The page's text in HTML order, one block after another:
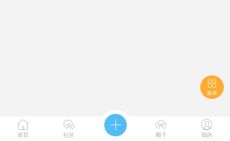

菜单

首页

社区
 
圈子

我的